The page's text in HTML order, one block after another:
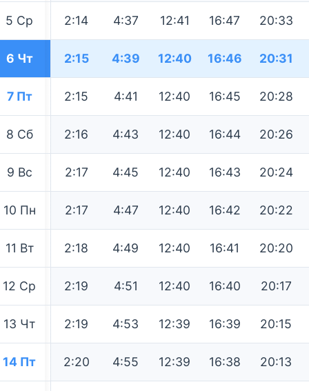
5 Ср 2:14 4:37 12:41 16:47 20:33
6 Чт 2:15 4:39 12:40 16:46 20:31
7 Пт 2:15 4:41 12:40 16:45 20:28
8 Сб 2:16 4:43 12:40 16:44 20:26
9 Вс 2:17 4:45 12:40 16:43 20:24
10 Пн 2:17 4:47 12:40 16:42 20:22
11 Вт 2:18 4:49 12:40 16:41 20:20
12 Ср 2:19 4:51 12:40 16:40 20:17
13 Чт 2:19 4:53 12:39 16:39 20:15
14 Пт 2:20 4:55 12:39 16:38 20:13